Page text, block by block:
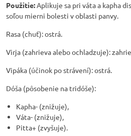
Použitie:Aplikuje sa pri váta a kapha
soľou mierni bolesti v oblasti panvy.
Rasa (chuť): ostrá.
Virja (zahrieva alebo ochladzuje):
Vipáka (účinok po strávení): ostrá.
Dóša (pôsobenie na tridóše):
Kapha- (znižuje),
Váta- (znižuje),
Pitta+ (zvyšuje).